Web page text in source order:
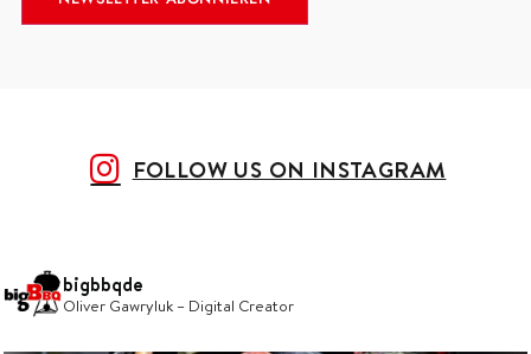
FOLLOW US ON INSTAGRAM
bigbbqde
Oliver Gawryluk – Digital Creator